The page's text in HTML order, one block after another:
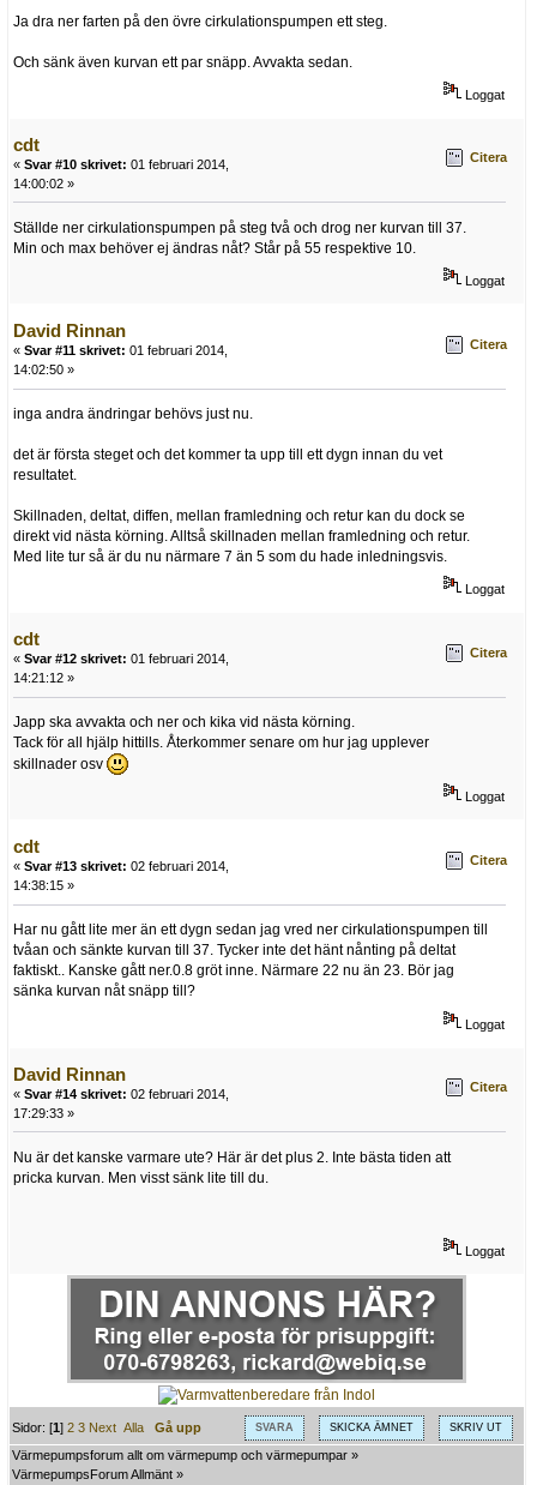
Ja dra ner farten på den övre cirkulationspumpen ett steg.
Och sänk även kurvan ett par snäpp. Avvakta sedan.
Loggat
cdt
« Svar #10 skrivet: 01 februari 2014,
14:00:02 »
Citera
Ställde ner cirkulationspumpen på steg två och drog ner kurvan till 37.
Min och max behöver ej ändras nåt? Står på 55 respektive 10.
Loggat
David Rinnan
« Svar #11 skrivet: 01 februari 2014,
14:02:50 »
Citera
inga andra ändringar behövs just nu.
det är första steget och det kommer ta upp till ett dygn innan du vet
resultatet.
Skillnaden, deltat, diffen, mellan framledning och retur kan du dock se
direkt vid nästa körning. Alltså skillnaden mellan framledning och retur.
Med lite tur så är du nu närmare 7 än 5 som du hade inledningsvis.
Loggat
cdt
« Svar #12 skrivet: 01 februari 2014,
14:21:12 »
Citera
Japp ska avvakta och ner och kika vid nästa körning.
Tack för all hjälp hittills. Återkommer senare om hur jag upplever
skillnader osv
Loggat
cdt
« Svar #13 skrivet: 02 februari 2014,
14:38:15 »
Citera
Har nu gått lite mer än ett dygn sedan jag vred ner cirkulationspumpen till
tvåan och sänkte kurvan till 37. Tycker inte det hänt nånting på deltat
faktiskt.. Kanske gått ner.0.8 gröt inne. Närmare 22 nu än 23. Bör jag
sänka kurvan nåt snäpp till?
Loggat
David Rinnan
« Svar #14 skrivet: 02 februari 2014,
17:29:33 »
Citera
Nu är det kanske varmare ute? Här är det plus 2. Inte bästa tiden att
pricka kurvan. Men visst sänk lite till du.
Loggat
SVARA SKICKA ÄMNET SKRIV UT
Sidor: [1]2 3 Next Alla
Gå upp
Värmepumpsforum allt om värmepump och värmepumpar »
VärmepumpsForum Allmänt »